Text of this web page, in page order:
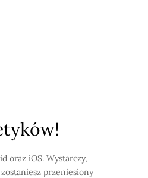
oraz iOS. Wystarczy,
przeniesiony